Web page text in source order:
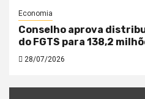
Economia
Conselho aprova
do FGTS para 138,2
28/07/2026